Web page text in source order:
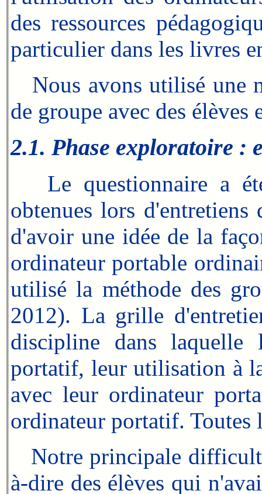
des ressources
particulier dans les livres
Nous avons utilisé une
de groupe avec des
2.1. Phase exploratoire :
Le questionnaire a
obtenues lors
d'avoir une idée de la
ordinateur portable
utilisé la méthode des
2012). La grille
discipline dans laquelle
portatif, leur utilisation à
avec leur ordinateur
ordinateur portatif. Toutes
Notre principale
à-dire des élèves qui